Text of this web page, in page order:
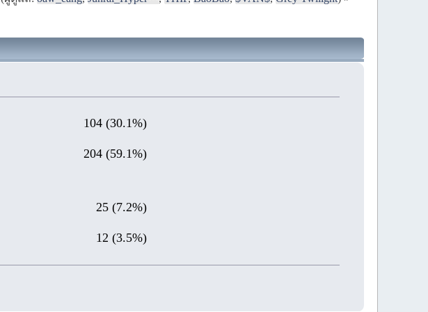
104 (30.1%)
204 (59.1%)
25 (7.2%)
12 (3.5%)